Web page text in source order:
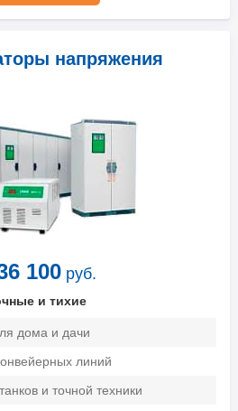
напряжения
100 руб.
и тихие
дома и дачи
линий
и точной техники